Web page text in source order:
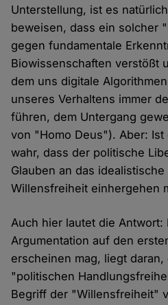
Unterstellung, ist es
beweisen, dass ein solcher
gegen fundamentale
Biowissenschaften verstößt
dem uns digitale
unseres Verhaltens immer
führen, dem Untergang
von "Homo Deus"). Aber:
wahr, dass der politische
Glauben an das
Willensfreiheit einhergehen
Auch hier lautet die Antwort:
Argumentation auf den
erscheinen mag, liegt
"politischen
Begriff der "Willensfreiheit"